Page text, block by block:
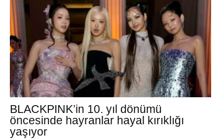
BLACKPINK’in 10. yıl dönümü
öncesinde hayranlar hayal kırıklığı
yaşıyor